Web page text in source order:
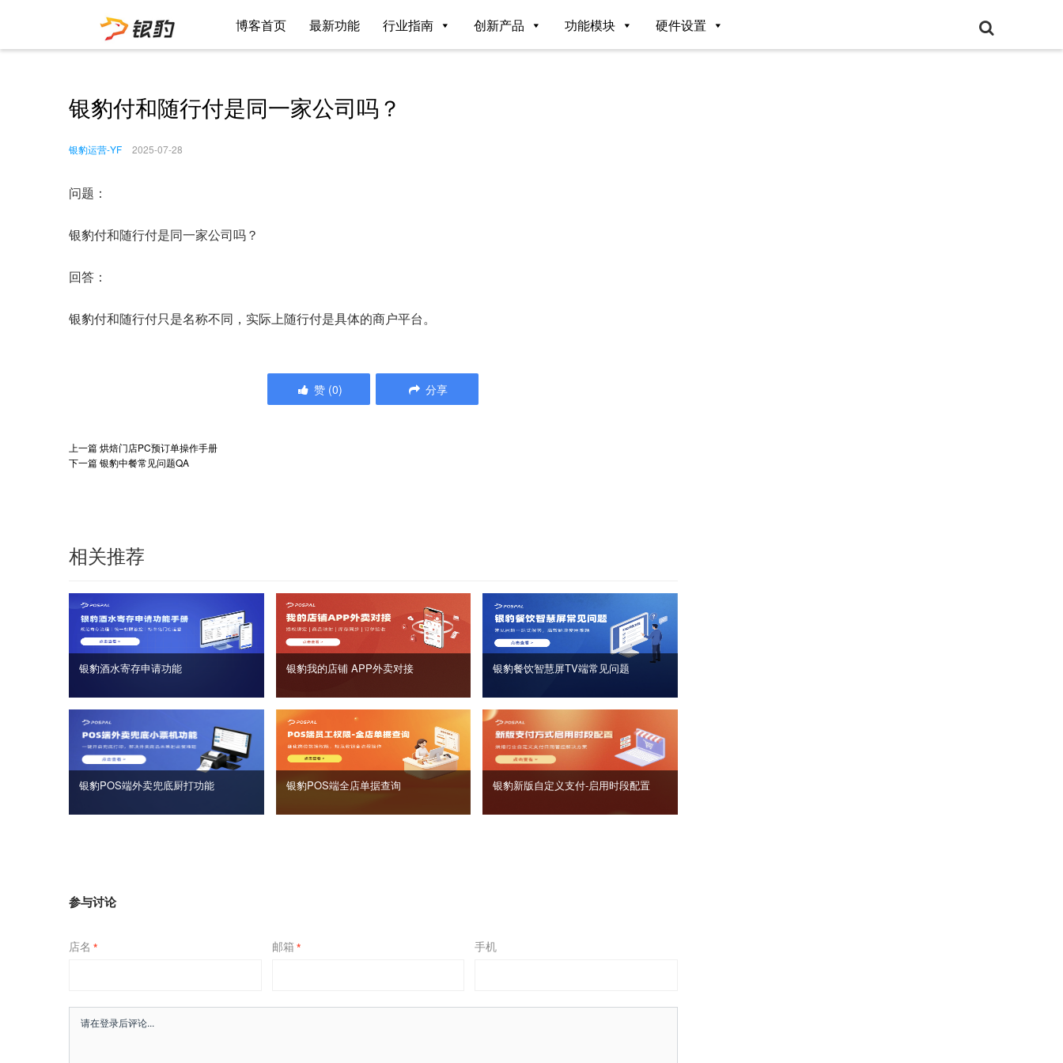
博客首页 最新功能 行业指南 创新产品 功能模块 硬件设置
银豹付和随行付是同一家公司吗？
银豹运营-YF 2025-07-28
问题：
银豹付和随行付是同一家公司吗？
回答：
银豹付和随行付只是名称不同，实际上随行付是具体的商户平台。
赞 (0) 分享
上一篇烘焙门店PC预订单操作手册
下一篇银豹中餐常见问题QA
相关推荐
银豹酒水寄存申请功能 银豹我的店铺 APP外卖对接 银豹餐饮智慧屏TV端常见问题
银豹POS端外卖兜底厨打功能 银豹POS端全店单据查询 银豹新版自定义支付‑启用时段配置
参与讨论
店名 * 邮箱 * 手机